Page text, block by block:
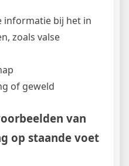
informatie bij het in
zoals valse
of geweld
van
op staande voet